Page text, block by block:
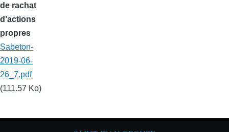
de rachat
d’actions
propres
Sabeton-
2019-06-
26_7.pdf
(111.57 Ko)